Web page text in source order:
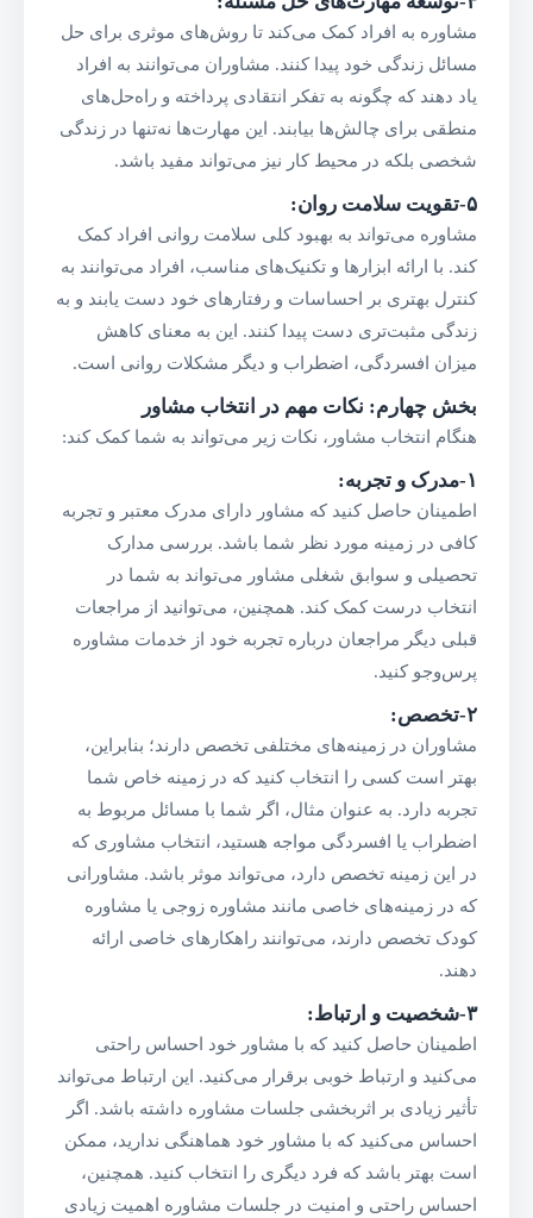
مشاوره به افراد کمک می‌کند تا روش‌های موثری برای حل
مسائل زندگی خود پیدا کنند. مشاوران می‌توانند به افراد
یاد دهند که چگونه به تفکر انتقادی پرداخته و راه‌حل‌های
منطقی برای چالش‌ها بیابند. این مهارت‌ها نه‌تنها در زندگی
شخصی بلکه در محیط کار نیز می‌تواند مفید باشد.
۵-تقویت سلامت روان :
مشاوره می‌تواند به بهبود کلی سلامت روانی افراد کمک
کند. با ارائه ابزارها و تکنیک‌های مناسب، افراد می‌توانند به
کنترل بهتری بر احساسات و رفتارهای خود دست یابند و به
زندگی مثبت‌تری دست پیدا کنند. این به معنای کاهش
میزان افسردگی، اضطراب و دیگر مشکلات روانی است.
بخش چهارم: نکات مهم در انتخاب مشاور
هنگام انتخاب مشاور، نکات زیر می‌تواند به شما کمک کند:
۱-مدرک و تجربه :
اطمینان حاصل کنید که مشاور دارای مدرک معتبر و تجربه
کافی در زمینه مورد نظر شما باشد. بررسی مدارک
تحصیلی و سوابق شغلی مشاور می‌تواند به شما در
انتخاب درست کمک کند. همچنین، می‌توانید از مراجعات
قبلی دیگر مراجعان درباره تجربه خود از خدمات مشاوره
پرس‌وجو کنید.
۲-تخصص :
مشاوران در زمینه‌های مختلفی تخصص دارند؛ بنابراین،
بهتر است کسی را انتخاب کنید که در زمینه خاص شما
تجربه دارد. به عنوان مثال، اگر شما با مسائل مربوط به
اضطراب یا افسردگی مواجه هستید، انتخاب مشاوری که
در این زمینه تخصص دارد، می‌تواند موثر باشد. مشاورانی
که در زمینه‌های خاصی مانند مشاوره زوجی یا مشاوره
کودک تخصص دارند، می‌توانند راهکارهای خاصی ارائه
دهند.
۳-شخصیت و ارتباط :
اطمینان حاصل کنید که با مشاور خود احساس راحتی
می‌کنید و ارتباط خوبی برقرار می‌کنید. این ارتباط می‌تواند
تأثیر زیادی بر اثربخشی جلسات مشاوره داشته باشد. اگر
احساس می‌کنید که با مشاور خود هماهنگی ندارید، ممکن
است بهتر باشد که فرد دیگری را انتخاب کنید. همچنین،
احساس راحتی و امنیت در جلسات مشاوره اهمیت زیادی